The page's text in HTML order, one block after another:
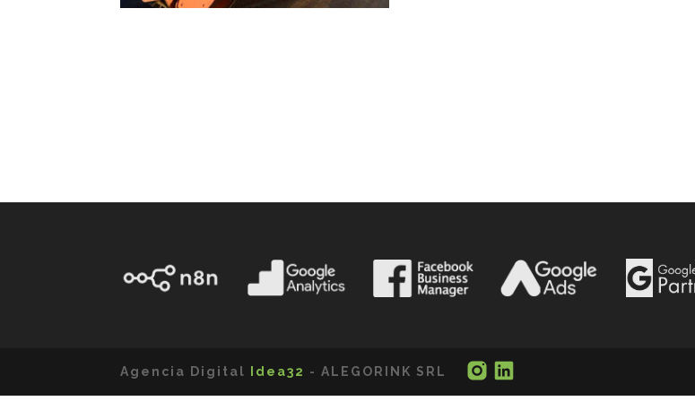
Agencia Digital Idea32 - ALEGORINK SRL